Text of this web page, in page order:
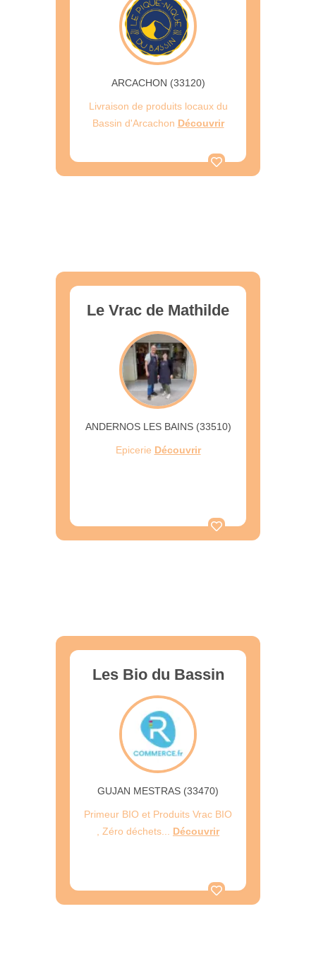
ARCACHON (33120)
Livraison de produits locaux du
Bassin d'Arcachon Découvrir
Le Vrac de Mathilde
ANDERNOS LES BAINS (33510)
Epicerie Découvrir
Les Bio du Bassin
GUJAN MESTRAS (33470)
Primeur BIO et Produits Vrac BIO
, Zéro déchets... Découvrir